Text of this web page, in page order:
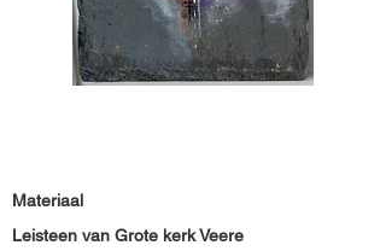
Materiaal
Leisteen van Grote kerk Veere